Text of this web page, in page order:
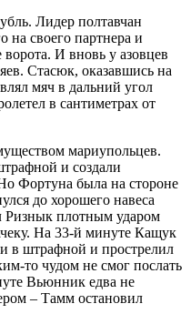
Лидер полтавчан
на своего партнера и
И вновь у азовцев
Стасюк, оказавшись на
мяч в дальний угол
в сантиметрах от
мариупольцев.
и создали
Фортуна была на стороне
до хорошего навеса
плотным ударом
На 33-й минуте Кащук
в штрафной и прострелил
то чудом не смог послать
Вьюнник едва не
– Тамм остановил